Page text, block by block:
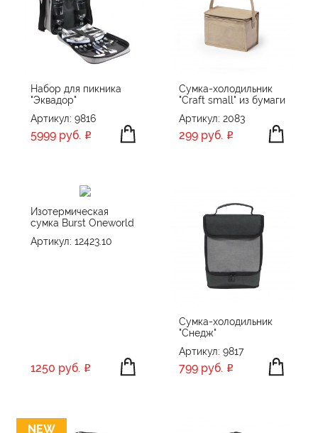
ПРОИЗВОДИТЕЛЬ
hi!dea™
RIVACASE
Slazenger
Swiss Peak
Tour de Grass
US Basic
Voyager
СБРОСИТЬ
Набор для пикника
"Эквадор"
Артикул: 9816
5999 руб.
Сумка-холодильник
"Craft small" из бумаги
Артикул: 2083
299 руб.
Изотермическая
сумка Burst Oneworld
Артикул: 12423.10
1250 руб.
Сумка-холодильник
"Снедж"
Артикул: 9817
799 руб.